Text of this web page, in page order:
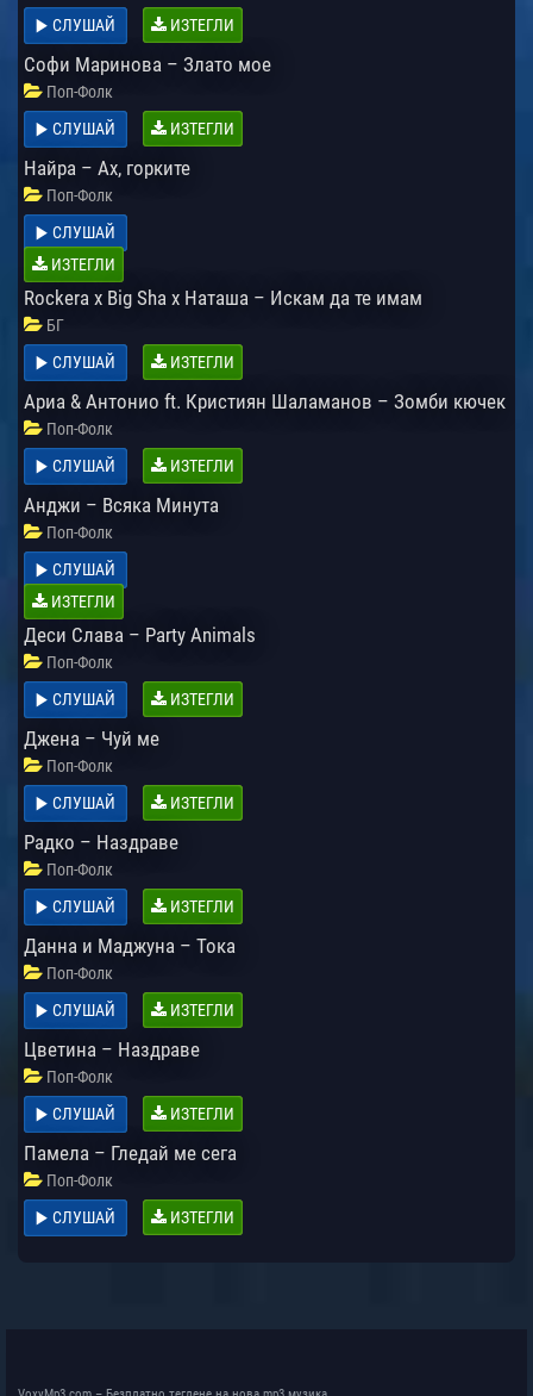
СЛУШАЙ
ИЗТЕГЛИ
Софи Маринова – Злато мое
Поп-Фолк
СЛУШАЙ
ИЗТЕГЛИ
Найра – Ах, горките
Поп-Фолк
СЛУШАЙ
ИЗТЕГЛИ
Rockera x Big Sha x Наташа – Искам да те имам
БГ
СЛУШАЙ
ИЗТЕГЛИ
Ариа & Антонио ft. Кристиян Шаламанов – Зомби кючек
Поп-Фолк
СЛУШАЙ
ИЗТЕГЛИ
Анджи – Всяка Минута
Поп-Фолк
СЛУШАЙ
ИЗТЕГЛИ
Деси Слава – Party Animals
Поп-Фолк
СЛУШАЙ
ИЗТЕГЛИ
Джена – Чуй ме
Поп-Фолк
СЛУШАЙ
ИЗТЕГЛИ
Радко – Наздраве
Поп-Фолк
СЛУШАЙ
ИЗТЕГЛИ
Данна и Маджуна – Тока
Поп-Фолк
СЛУШАЙ
ИЗТЕГЛИ
Цветина – Наздраве
Поп-Фолк
СЛУШАЙ
ИЗТЕГЛИ
Памела – Гледай ме сега
Поп-Фолк
СЛУШАЙ
ИЗТЕГЛИ